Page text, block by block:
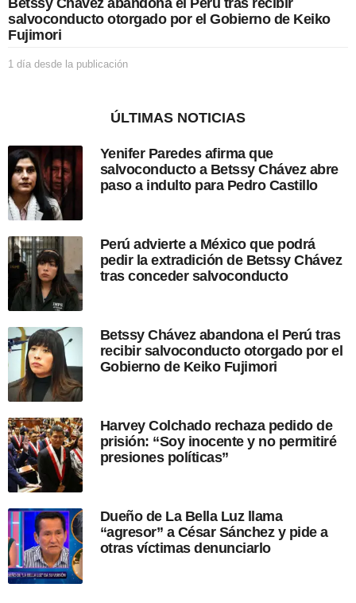
i
c
Betssy Chávez abandona el Perú tras recibir
salvoconducto otorgado por el Gobierno de Keiko
Fujimori
1 día desde la publicación
d
s
d
e
b
l
c
i
ó
ÚLTIMAS NOTICIAS
Yenifer Paredes afirma que
salvoconducto a Betssy Chávez abre
paso a indulto para Pedro Castillo
Perú advierte a México que podrá
pedir la extradición de Betssy Chávez
tras conceder salvoconducto
Betssy Chávez abandona el Perú tras
recibir salvoconducto otorgado por el
Gobierno de Keiko Fujimori
Harvey Colchado rechaza pedido de
prisión: “Soy inocente y no permitiré
presiones políticas”
Dueño de La Bella Luz llama
“agresor” a César Sánchez y pide a
otras víctimas denunciarlo